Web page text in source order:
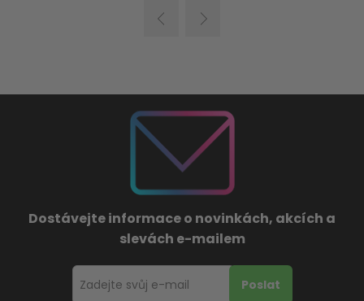
Dostávejte informace o novinkách, akcích a
slevách e-mailem